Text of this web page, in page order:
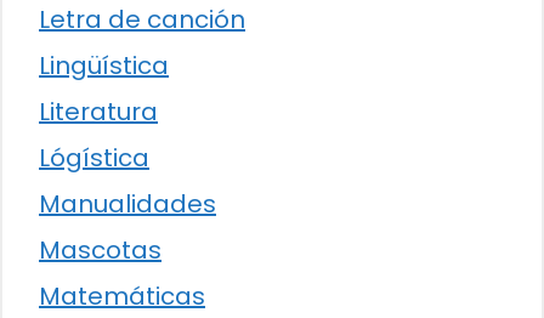
Letra de canción
Lingüística
Literatura
Lógística
Manualidades
Mascotas
Matemáticas